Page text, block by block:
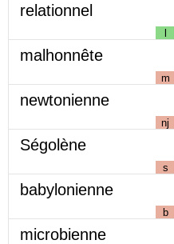
relationnel
l
malhonnête
m
newtonienne
nj
Ségolène
s
babylonienne
b
microbienne